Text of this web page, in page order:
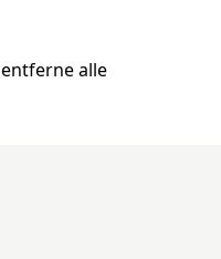
entferne alle